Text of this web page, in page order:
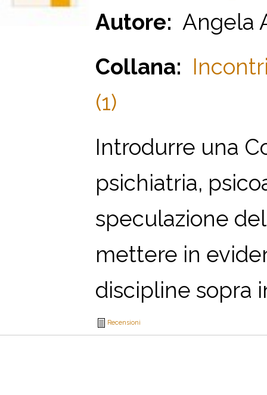
Autore: Angela
Collana:
(1)
Introdurre una
psichiatria,
speculazione
mettere in
discipline sopra
Recensioni